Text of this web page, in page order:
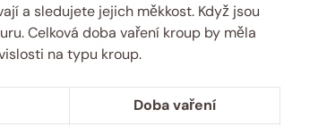
a sledujete jejich měkkost. Když jsou
Celková doba vaření kroup by měla
na typu kroup.
Doba vaření